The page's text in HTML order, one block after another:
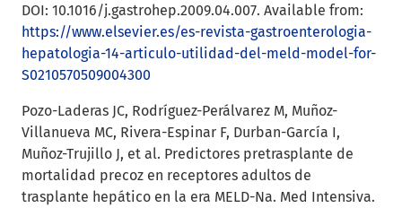
DOI: 10.1016/j.gastrohep.2009.04.007. Available from:
https://www.elsevier.es/es-revista-gastroenterologia-
hepatologia-14-articulo-utilidad-del-meld-model-for-
S0210570509004300
Pozo-Laderas JC, Rodríguez-Perálvarez M, Muñoz-
Villanueva MC, Rivera-Espinar F, Durban-García I,
Muñoz-Trujillo J, et al. Predictores pretrasplante de
mortalidad precoz en receptores adultos de
trasplante hepático en la era MELD-Na. Med Intensiva.